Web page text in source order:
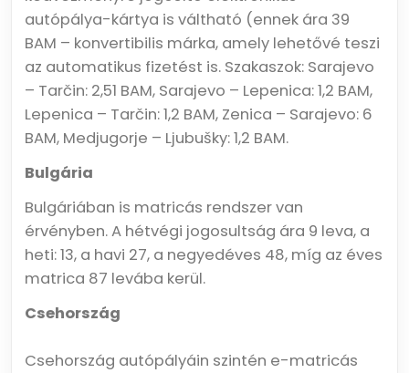
autópálya-kártya is váltható (ennek ára 39
BAM – konvertibilis márka, amely lehetővé teszi
az automatikus fizetést is. Szakaszok: Sarajevo
– Tarčin: 2,51 BAM, Sarajevo – Lepenica: 1,2 BAM,
Lepenica – Tarčin: 1,2 BAM, Zenica – Sarajevo: 6
BAM, Medjugorje – Ljubušky: 1,2 BAM.
Bulgária
Bulgáriában is matricás rendszer van
érvényben. A hétvégi jogosultság ára 9 leva, a
heti: 13, a havi 27, a negyedéves 48, míg az éves
matrica 87 levába kerül.
Csehország
Csehország autópályáin szintén e-matricás